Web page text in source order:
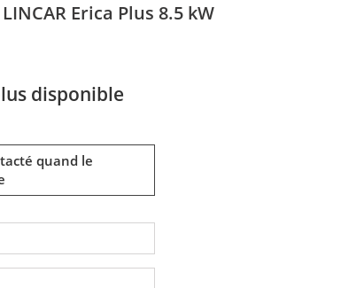
Erica Plus 8.5 kW
disponible
quand le